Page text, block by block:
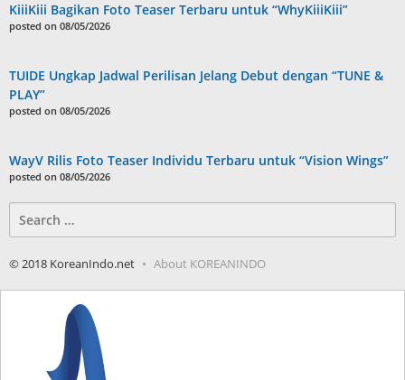
KiiiKiii Bagikan Foto Teaser Terbaru untuk “WhyKiiiKiii”
posted on 08/05/2026
TUIDE Ungkap Jadwal Perilisan Jelang Debut dengan “TUNE &
PLAY”
posted on 08/05/2026
WayV Rilis Foto Teaser Individu Terbaru untuk “Vision Wings”
posted on 08/05/2026
for:
© 2018 KoreanIndo.net About KOREANINDO